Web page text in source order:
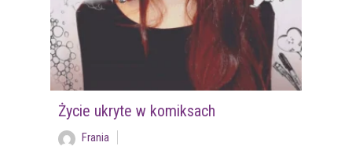
Życie ukryte w komiksach
Frania